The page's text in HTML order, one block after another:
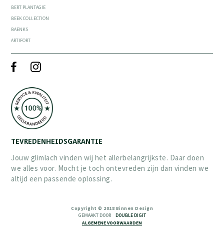
BERT PLANTAGIE
BEEK COLLECTION
BAENKS
ARTIFORT
TEVREDENHEIDSGARANTIE
Jouw glimlach vinden wij het allerbelangrijkste. Daar doen
we alles voor. Mocht je toch ontevreden zijn dan vinden we
altijd een passende oplossing.
Copyright © 2018 Binnen Design
GEMAAKT DOOR
DOUBLE DIGIT
ALGEMENE VOORWAARDEN